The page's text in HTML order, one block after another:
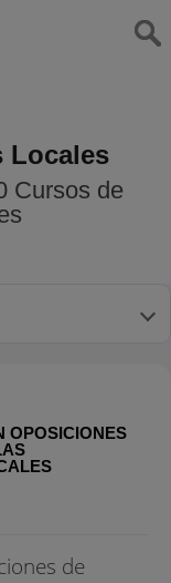
Locales
Cursos de
OPOSICIONES
de